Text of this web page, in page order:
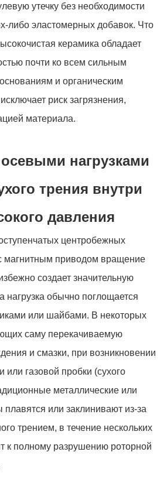
утечку без необходимости
либо эластомерных добавок. Что
керамика обладает
почти ко всем сильным
и органическим
риск загрязнения,
материала.
нагрузками
трения внутри
давления
центробежных
магнитным приводом вращение
создает значительную
нагрузка обычно поглощается
или шайбами. В некоторых
саму перекачиваемую
и смазки, при возникновении
или газовой пробки (сухого
металлические или
или заклинивают из-за
трением, в течение нескольких
к полному разрушению роторной